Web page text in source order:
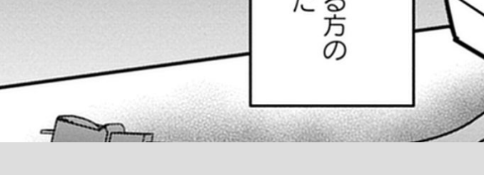
「90%は失敗する。でも…」本田圭佑が初めて明かした日本代表監督に...
終戦から81年
#三山凌輝 #後藤真希
#亀和田武